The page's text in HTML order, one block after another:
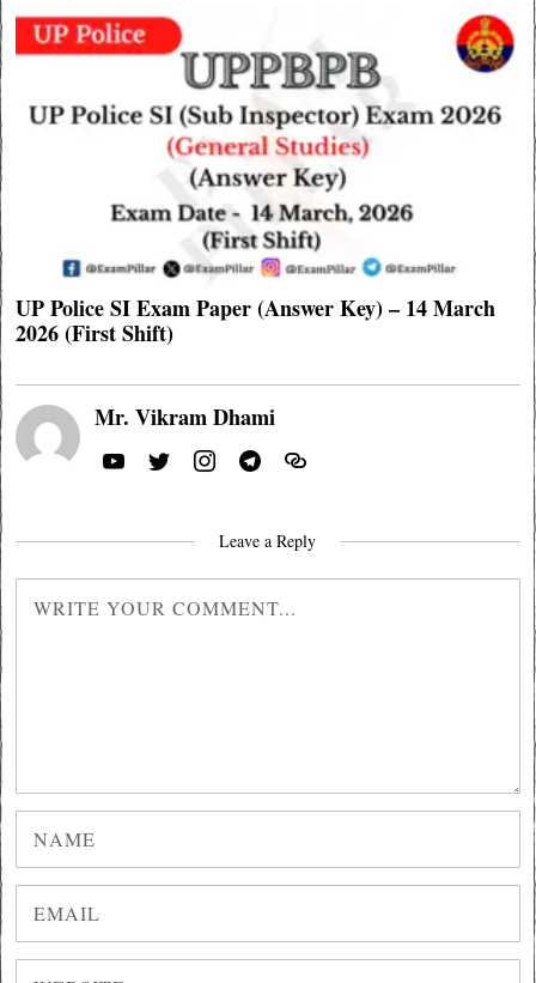
UP Police SI Exam Paper (Answer Key) – 14 March
2026 (First Shift)
Mr. Vikram Dhami
Leave a Reply